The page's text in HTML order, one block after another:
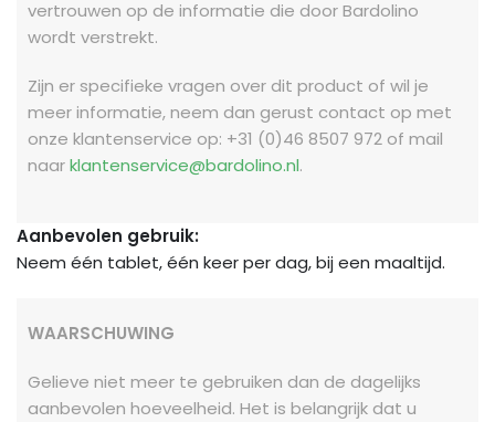
vertrouwen op de informatie die door Bardolino
wordt verstrekt.
Zijn er specifieke vragen over dit product of wil je
meer informatie, neem dan gerust contact op met
onze klantenservice op: +31 (0)46 8507 972 of mail
naarklantenservice@bardolino.nl.
Aanbevolen gebruik:
Neem één tablet, één keer per dag, bij een maaltijd.
WAARSCHUWING
Gelieve niet meer te gebruiken dan de dagelijks
aanbevolen hoeveelheid. Het is belangrijk dat u